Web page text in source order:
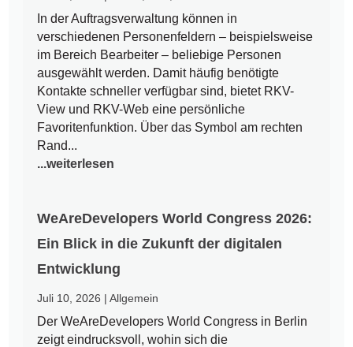
In der Auftragsverwaltung können in
verschiedenen Personenfeldern – beispielsweise
im Bereich Bearbeiter – beliebige Personen
ausgewählt werden. Damit häufig benötigte
Kontakte schneller verfügbar sind, bietet RKV-
View und RKV-Web eine persönliche
Favoritenfunktion. Über das Symbol am rechten
Rand...
...weiterlesen
WeAreDevelopers World Congress 2026:
Ein Blick in die Zukunft der digitalen
Entwicklung
Juli 10, 2026 |Allgemein
Der WeAreDevelopers World Congress in Berlin
zeigt eindrucksvoll, wohin sich die